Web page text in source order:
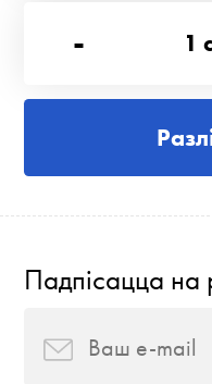
- 1
Падпісацца на